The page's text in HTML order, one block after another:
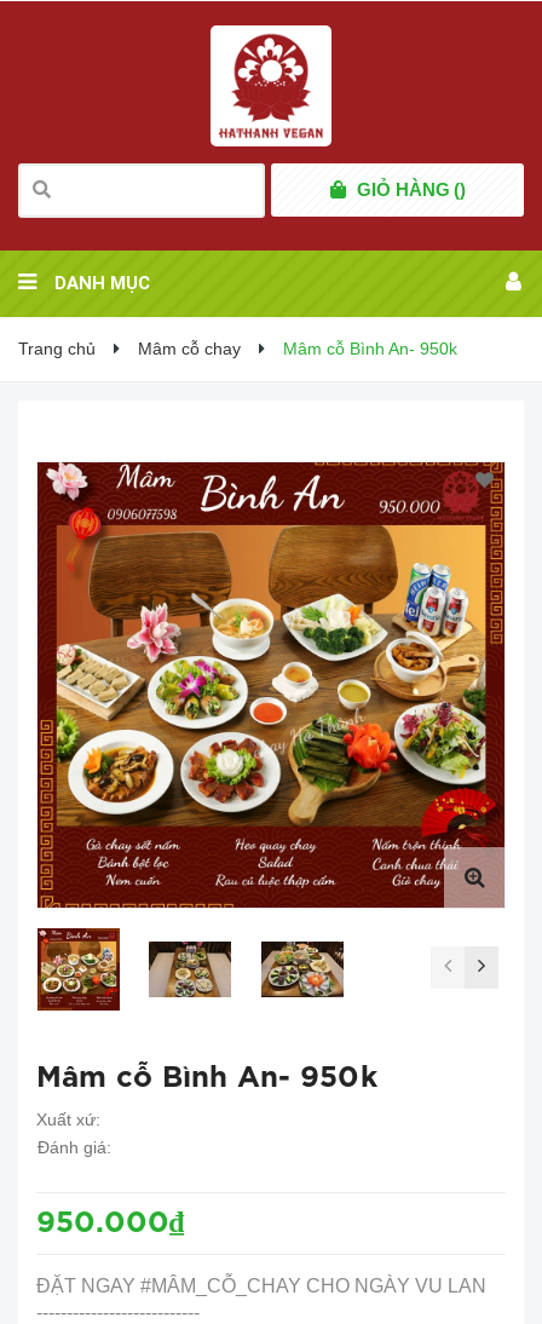
GIỎ HÀNG ()
DANH MỤC
Trang chủ Mâm cỗ chay Mâm cỗ Bình An- 950k
Mâm cỗ Bình An- 950k
Xuất xứ:
Đánh giá:
950.000₫
ĐẶT NGAY #MÂM_CỖ_CHAY CHO NGÀY VU LAN
---------------------------